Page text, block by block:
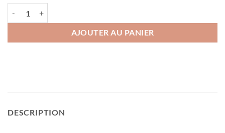
AJOUTER AU PANIER
DESCRIPTION